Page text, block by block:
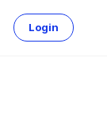
Login